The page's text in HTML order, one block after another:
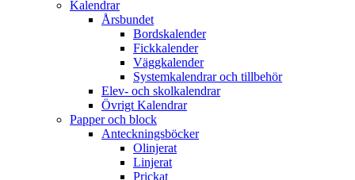
Kalendrar
Årsbundet
Bordskalender
Fickkalender
Väggkalender
Systemkalendrar och tillbehör
Elev- och skolkalendrar
Övrigt Kalendrar
Papper och block
Anteckningsböcker
Olinjerat
Linjerat
Prickat